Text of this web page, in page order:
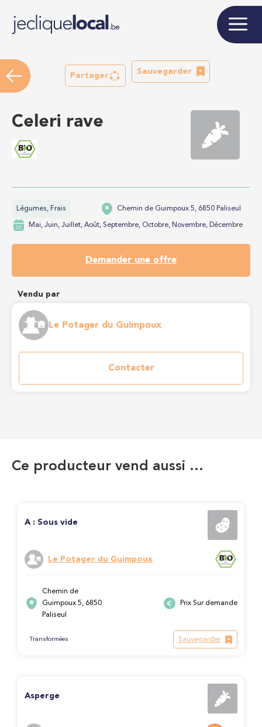
Partager
Sauvegarder
Celeri rave
Légumes, Frais Chemin de Guimpoux 5, 6850 Paliseul
Mai, Juin, Juillet, Août, Septembre, Octobre, Novembre, Décembre
Demander une offre
Vendu par
Le Potager du Guimpoux
Contacter
Ce producteur vend aussi …
A : Sous vide
Le Potager du Guimpoux
Chemin de
Guimpoux 5, 6850
Paliseul
Prix Sur demande
Transformées Sauvegarder
Asperge